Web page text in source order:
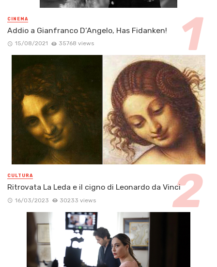
CINEMA
Addio a Gianfranco D’Angelo, Has Fidanken!
15/08/2021 35768 views
CULTURA
Ritrovata La Leda e il cigno di Leonardo da Vinci
16/03/2023 30233 views